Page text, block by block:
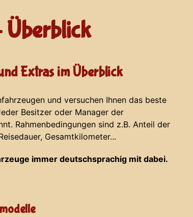
Extras im Überblick
und versuchen Ihnen das beste
Besitzer oder Manager der
Rahmenbedingungen sind z.B. Anteil der
Gesamtkilometer...
immer deutschsprachig mit dabei.